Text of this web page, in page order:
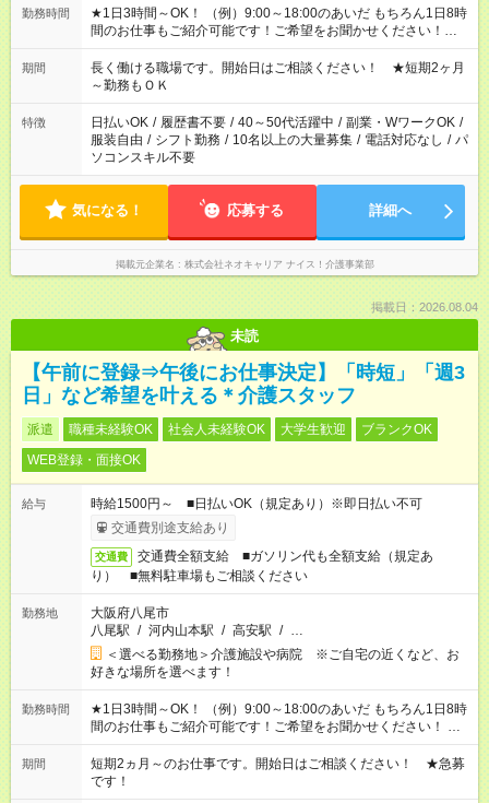
勤務時間
★1日3時間～OK！ （例）9:00～18:00のあいだ もちろん1日8時
間のお仕事もご紹介可能です！ご希望をお聞かせください！★家
庭の都合でお休みが必要な場合も遠慮なくご相談ください。 ※
週最低15時間以上の勤務が必要です
期間
長く働ける職場です。開始日はご相談ください！ ★短期2ヶ月
～勤務もＯＫ
特徴 日払いOK / 履歴書不要 / 40～50代活躍中 / 副業・WワークOK /
服装自由 / シフト勤務 / 10名以上の大量募集 / 電話対応なし / パ
ソコンスキル不要
気になる！ 応募する 詳細へ
掲載元企業名 株式会社ネオキャリア ナイス！介護事業部
掲載日：2026.08.04
未読
【午前に登録⇒午後にお仕事決定】「時短」「週3
日」など希望を叶える＊介護スタッフ
派遣 職種未経験OK 社会人未経験OK 大学生歓迎
ブランクOK
WEB登録・面接OK
給与
時給1500円～ ■日払いOK（規定あり）※即日払い不可
交通費別途支給あり
交通費
交通費全額支給 ■ガソリン代も全額支給（規定あ
り） ■無料駐車場もご相談ください
勤務地
大阪府八尾市
八尾駅 / 河内山本駅 / 高安駅 / …
＜選べる勤務地＞介護施設や病院 ※ご自宅の近くなど、お
好きな場所を選べます！
勤務時間
★1日3時間～OK！ （例）9:00～18:00のあいだ もちろん1日8時
間のお仕事もご紹介可能です！ご希望をお聞かせください！ ※
週最低15時間以上の勤務が必要です
期間
短期2ヵ月～のお仕事です。開始日はご相談ください！ ★急募
です！